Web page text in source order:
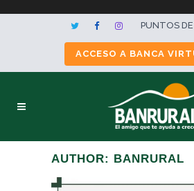
PUNTOS
ACCESO A BANCA
AUTHOR: BANRURAL